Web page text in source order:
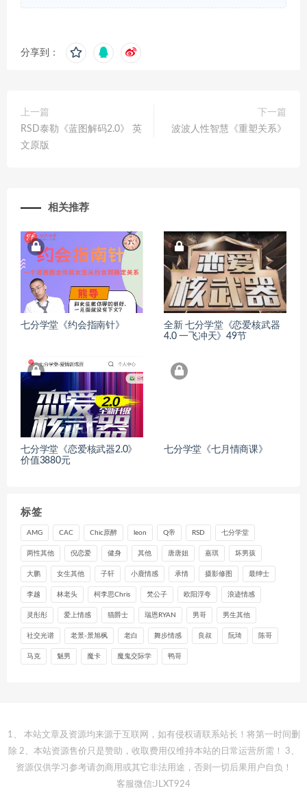
分享到：
上一篇
RSD泰勒《蓝图解码2.0》 英
文原版
下一篇
波波人性智慧《重塑关系》
相关推荐
七分学堂《约会指南针》
全新 七分学堂《恋爱核武器
4.0 一飞冲天》49节
七分学堂《恋爱核武器2.0》
价值3880元
七分学堂《七月情商课》
标签
AMG CAC Chic原醉 leon Q帝 RSD 七分学堂
两性其他 倪恋爱 健身 其他 唐唐姐 嘉琪 坏男孩
大鹏 女生其他 子轩 小鹿情感 承情 摄影修图 最绅士
李越 林老头 柯李思Chris 梵公子 欧阳浮夸 浪迹情感
灵彤彤 爱上情感 猫爵士 瑞恩RYAN 男哥 男生其他
社交光谱 老景-景旭枫 老白 舞步情感 良叔 阮琦 陈哥
马克 魅男 魔卡 魔鬼交际学 鸭哥
1、 本站文章及资源均来源于互联网，如有侵权请联系站长！将第一时间删
除 2、本站资源售价只是赞助，收取费用仅维持本站的日常运营所需！ 3、
资源仅供学习参考请勿商用或其它非法用途，否则一切后果用户自负！
客服微信:JLXT924